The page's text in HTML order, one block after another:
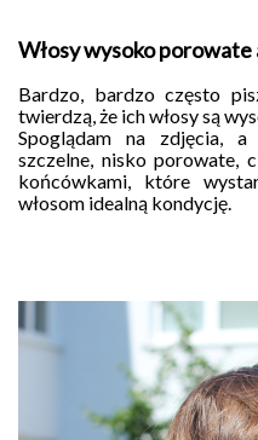
Włosy wysoko
Bardzo, bardzo często
twierdzą, że ich włosy są
Spoglądam na zdjęcia, a
szczelne, nisko porowate,
końcówkami, które
włosom idealną kondycję.